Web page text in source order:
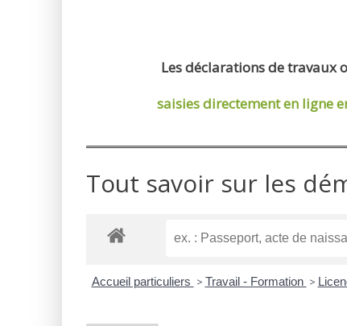
Les déclarations de travaux
saisies directement en ligne
Tout savoir sur les
Accueil particuliers > Travail - Formation >